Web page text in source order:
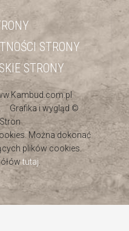
STRONY
STRONY
Grafika i wygląd ©
Można dokonać
plików cookies.
tutaj